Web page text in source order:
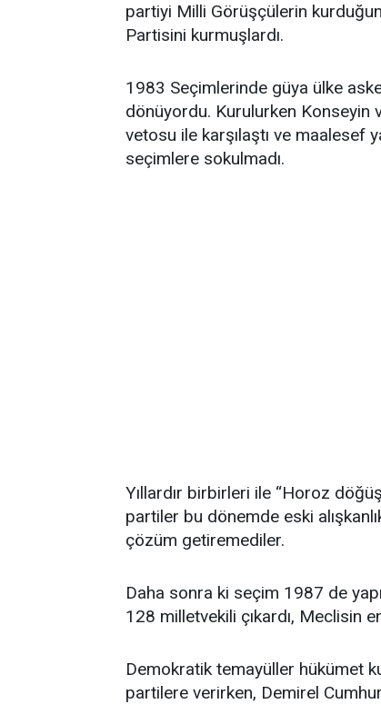
partiyi Milli Görüşçülerin
Partisini kurmuşlardı.
1983 Seçimlerinde güya ülke
dönüyordu. Kurulurken Konseyin
vetosu ile karşılaştı ve maalesef
seçimlere sokulmadı.
Yıllardır birbirleri ile “Horoz
partiler bu dönemde eski
çözüm getiremediler.
Daha sonra ki seçim 1987 de
128 milletvekili çıkardı, Meclisin
Demokratik temayüller hükümet
partilere verirken, Demirel